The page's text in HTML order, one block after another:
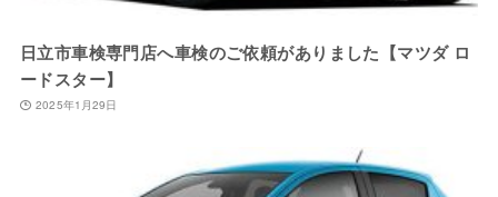
日立市車検専門店へ車検のご依頼がありました【マツダ ロ
ードスター】
2025年1月29日